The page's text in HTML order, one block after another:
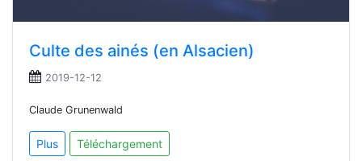
Culte des ainés (en Alsacien)
2019-12-12
Claude Grunenwald
Plus Téléchargement